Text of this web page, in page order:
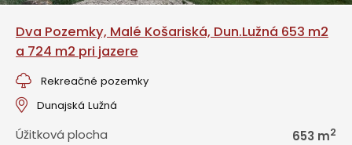
Dva Pozemky, Malé Košariská, Dun.Lužná 653 m2
a 724 m2 pri jazere
Rekreačné pozemky
Dunajská Lužná
Úžitková plocha 653 m2